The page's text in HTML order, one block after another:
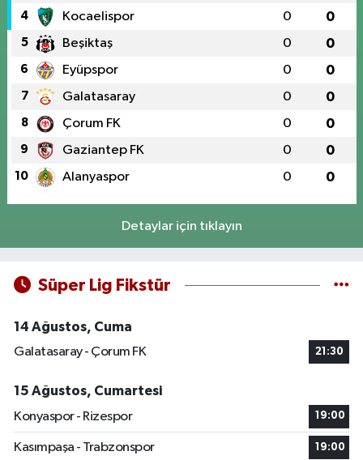
4 Kocaelispor 0 0
5 Beşiktaş 0 0
6 Eyüpspor 0 0
7 Galatasaray 0 0
8 Çorum FK 0 0
9 Gaziantep FK 0 0
10 Alanyaspor 0 0
Detaylar için tıklayın
Süper Lig Fikstür
14 Ağustos, Cuma
Galatasaray - Çorum FK
21:30
15 Ağustos, Cumartesi
Konyaspor - Rizespor
19:00
Kasımpaşa - Trabzonspor 19:00